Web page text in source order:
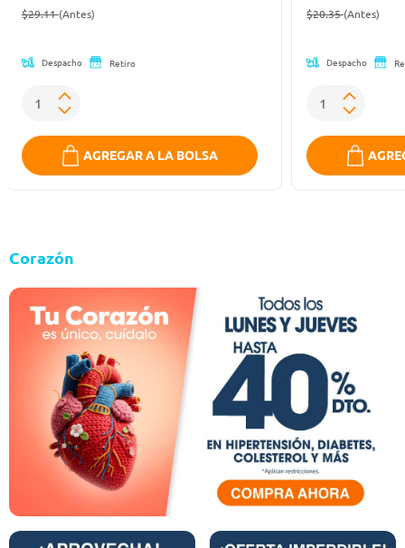
Precio reducido de
$29.11(Antes)
Despacho Retiro
AGREGAR A LA BOLSA
Precio
$20.35(Antes)
Despacho
Corazón